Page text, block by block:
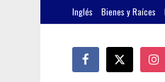
Inglés Bienes y Raíces